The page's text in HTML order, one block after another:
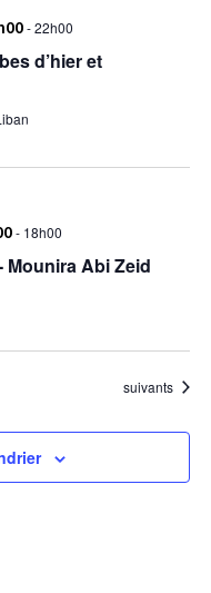
-22h00
d’hier et
- 18h00
Abi Zeid
Évènements
suivants